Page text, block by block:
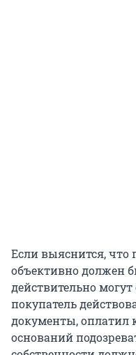
Если выяснится, что
объективно должен
действительно
покупатель
документы, оплатил
оснований